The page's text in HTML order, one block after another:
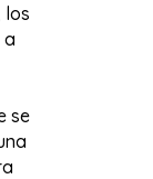
los
a
se